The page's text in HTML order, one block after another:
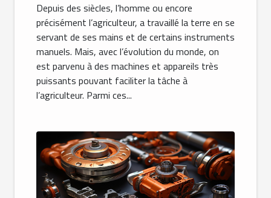
Depuis des siècles, l’homme ou encore
précisément l’agriculteur, a travaillé la terre en se
servant de ses mains et de certains instruments
manuels. Mais, avec l’évolution du monde, on
est parvenu à des machines et appareils très
puissants pouvant faciliter la tâche à
l’agriculteur. Parmi ces...